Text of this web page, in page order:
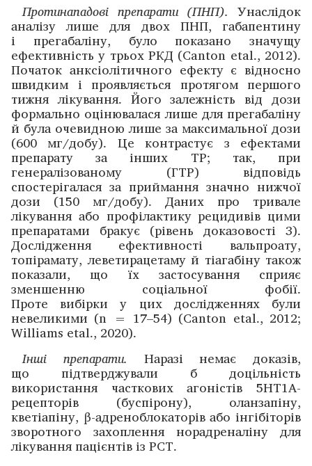
Протинападові препарати (ПНП). Унаслідок
аналізу лише для двох ПНП, габапентину
і прегабаліну, було показано значущу
ефективність у трьох РКД (Canton etal., 2012).
Початок анксіолітичного ефекту є відносно
швидким і проявляється протягом першого
тижня лікування. Його залежність від дози
формально оцінювалася лише для прегабаліну
й була очевидною лише за максимальної дози
(600 мг/добу). Це контрастує з ефектами
препарату за інших ТР; так, при
генералізованому (ГТР) відповідь
спостерігалася за приймання значно нижчої
дози (150 мг/добу). Даних про тривале
лікування або профілактику рецидивів цими
препаратами бракує (рівень доказовості 3).
Дослі­дження ефективності вальпроату,
топірамату, леветирацетаму й тіагабіну також
показали, що їх застосування сприяє
зменшенню соціальної фобії.
Проте вибірки у цих дослі­дженнях були
невеликими (n = 17–54) (Canton etal., 2012;
Williams etal., 2020).
Інші препарати. Наразі немає доказів,
що підтвер­джували б доцільність
використання часткових агоністів 5HT1A-
рецепторів (буспірону), оланзапіну,
кветіапіну, β-адреноблокаторів або інгібіторів
зворотного захоплення норадреналіну для
лікування пацієнтів із РСТ.